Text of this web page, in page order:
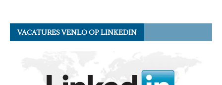
VACATURES VENLO OP LINKEDIN